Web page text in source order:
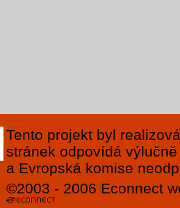
Tento projekt byl
stránek odpovídá
a Evropská komise
©2003 - 2006 Econnect